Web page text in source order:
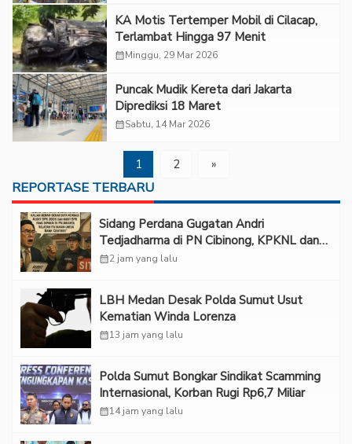
KA Motis Tertemper Mobil di Cilacap,
Terlambat Hingga 97 Menit
calendar_monthMinggu, 29 Mar 2026
Puncak Mudik Kereta dari Jakarta
Diprediksi 18 Maret
calendar_monthSabtu, 14 Mar 2026
1 2 »
REPORTASE TERBARU
Sidang Perdana Gugatan Andri
Tedjadharma di PN Cibinong, KPKNL dan
PUPN Mangkir
calendar_month2 jam yang lalu
LBH Medan Desak Polda Sumut Usut
Kematian Winda Lorenza
calendar_month13 jam yang lalu
Polda Sumut Bongkar Sindikat Scamming
Internasional, Korban Rugi Rp6,7 Miliar
calendar_month14 jam yang lalu